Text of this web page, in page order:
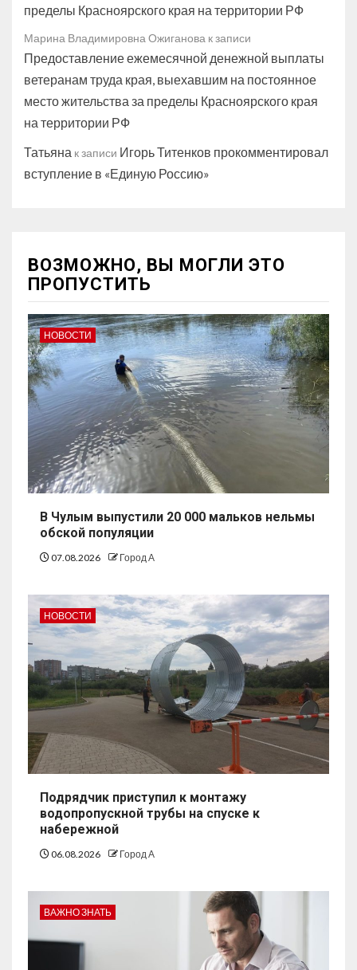
пределы Красноярского края на территории РФ
Марина Владимировна Ожиганова к записи
Предоставление ежемесячной денежной выплаты
ветеранам труда края, выехавшим на постоянное
место жительства за пределы Красноярского края
на территории РФ
Татьяна к записи Игорь Титенков прокомментировал
вступление в «Единую Россию»
ВОЗМОЖНО, ВЫ МОГЛИ ЭТО
ПРОПУСТИТЬ
НОВОСТИ
В Чулым выпустили 20 000 мальков нельмы
обской популяции
07.08.2026 Город А
НОВОСТИ
Подрядчик приступил к монтажу
водопропускной трубы на спуске к
набережной
06.08.2026 Город А
ВАЖНО ЗНАТЬ